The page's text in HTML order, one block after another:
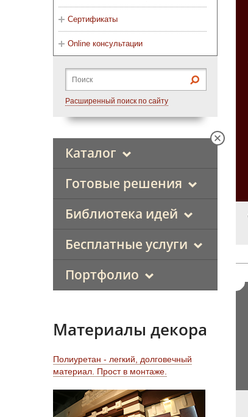
Сертификаты
Online консультации
Расширенный поиск по сайту
Каталог
Готовые решения
Библиотека идей
Бесплатные услуги
Портфолио
Материалы декора
Полиуретан - легкий, долговечный
материал. Прост в монтаже.